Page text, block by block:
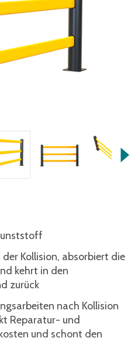
Kollision, absorbiert die
kehrt in den
zurück
nach Kollision
Reparatur- und
und schont den